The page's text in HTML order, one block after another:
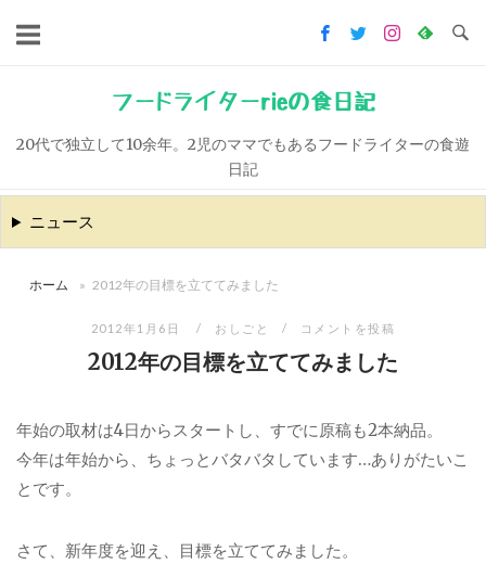
キ
ッ
フードライターrieの食日記
20代で独立して10余年。2児のママでもあるフードライターの食遊
日記
ニュース
ホーム » 2012年の目標を立ててみました
2012年1月6日 おしごと コメントを投稿
2012年の目標を立ててみました
年始の取材は4日からスタートし、すでに原稿も2本納品。
今年は年始から、ちょっとバタバタしています…ありがたいこ
とです。
さて、新年度を迎え、目標を立ててみました。